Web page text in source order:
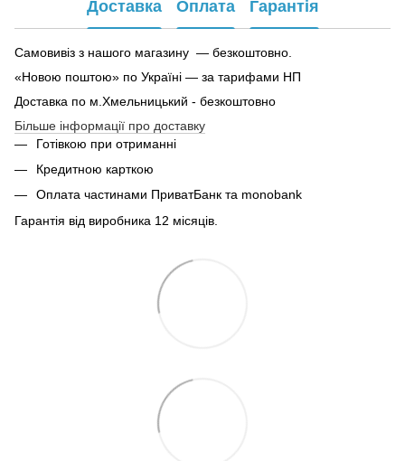
Доставка Оплата Гарантія
Самовивіз з нашого магазину — безкоштовно.
«Новою поштою» по Україні — за тарифами НП
Доставка по м.Хмельницький - безкоштовно
Більше інформації про доставку
Готівкою при отриманні
Кредитною карткою
Оплата частинами ПриватБанк та monobank
Гарантія від виробника 12 місяців.